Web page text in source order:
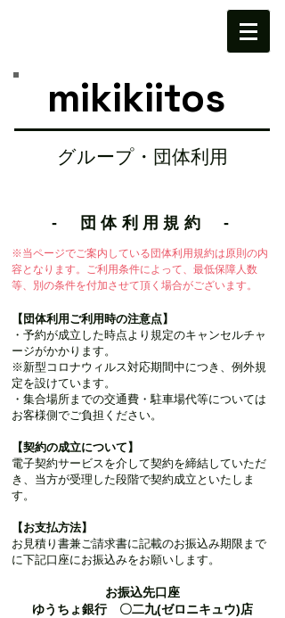
mikikiitos
グループ・団体利用
- 団体利用規約 -
​※当ページでご案内している団体利用規約は原則の内
容となります。ご利用条件によって、最低保障人数
等、別の条件を付加させて頂く場合がございます。
【団体利用ご利用時の注意点】
・予約が成立した時点より規定のキャンセルチャ
ージがかかります。
※新型コロナウィルス対応期間中につき、例外規
定を設けています。
・集合場所までの交通費・駐車場代等については
お客様側でご負担ください。
【契約の成立について】
電子契約サービスを介して契約を締結していただ
き、当方が受理した段階で契約成立といたしま
す。
【お支払方法】
お見積り書兼ご請求書に記載のお振込み期限まで
に下記口座にお振込みをお願いします。
お振込先口座
ゆうちょ銀行 〇二九(ゼロニキュウ)店